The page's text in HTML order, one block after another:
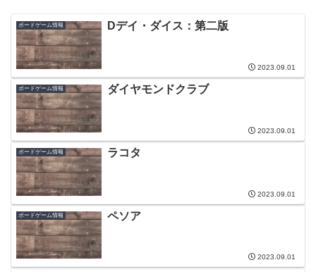
ボードゲーム情報 Dデイ・ダイス：第二版
2023.09.01
ボードゲーム情報 ダイヤモンドクラブ
2023.09.01
ボードゲーム情報 ラコタ
2023.09.01
ボードゲーム情報 ペソア
2023.09.01